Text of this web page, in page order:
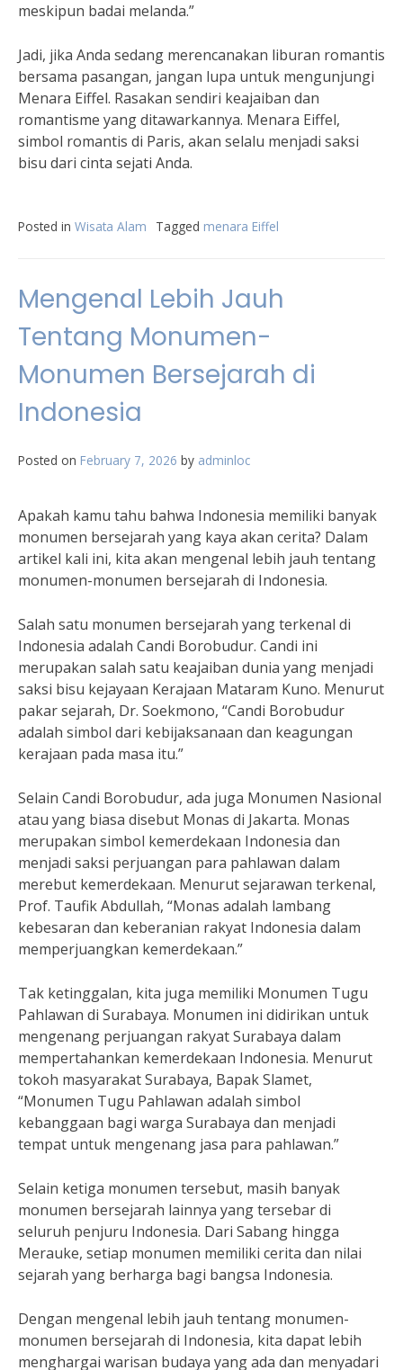
meskipun badai melanda.”
Jadi, jika Anda sedang merencanakan liburan romantis
bersama pasangan, jangan lupa untuk mengunjungi
Menara Eiffel. Rasakan sendiri keajaiban dan
romantisme yang ditawarkannya. Menara Eiffel,
simbol romantis di Paris, akan selalu menjadi saksi
bisu dari cinta sejati Anda.
Posted in Wisata Alam Tagged menara Eiffel
Mengenal Lebih Jauh
Tentang Monumen-
Monumen Bersejarah di
Indonesia
Posted on February 7, 2026 by adminloc
Apakah kamu tahu bahwa Indonesia memiliki banyak
monumen bersejarah yang kaya akan cerita? Dalam
artikel kali ini, kita akan mengenal lebih jauh tentang
monumen-monumen bersejarah di Indonesia.
Salah satu monumen bersejarah yang terkenal di
Indonesia adalah Candi Borobudur. Candi ini
merupakan salah satu keajaiban dunia yang menjadi
saksi bisu kejayaan Kerajaan Mataram Kuno. Menurut
pakar sejarah, Dr. Soekmono, “Candi Borobudur
adalah simbol dari kebijaksanaan dan keagungan
kerajaan pada masa itu.”
Selain Candi Borobudur, ada juga Monumen Nasional
atau yang biasa disebut Monas di Jakarta. Monas
merupakan simbol kemerdekaan Indonesia dan
menjadi saksi perjuangan para pahlawan dalam
merebut kemerdekaan. Menurut sejarawan terkenal,
Prof. Taufik Abdullah, “Monas adalah lambang
kebesaran dan keberanian rakyat Indonesia dalam
memperjuangkan kemerdekaan.”
Tak ketinggalan, kita juga memiliki Monumen Tugu
Pahlawan di Surabaya. Monumen ini didirikan untuk
mengenang perjuangan rakyat Surabaya dalam
mempertahankan kemerdekaan Indonesia. Menurut
tokoh masyarakat Surabaya, Bapak Slamet,
“Monumen Tugu Pahlawan adalah simbol
kebanggaan bagi warga Surabaya dan menjadi
tempat untuk mengenang jasa para pahlawan.”
Selain ketiga monumen tersebut, masih banyak
monumen bersejarah lainnya yang tersebar di
seluruh penjuru Indonesia. Dari Sabang hingga
Merauke, setiap monumen memiliki cerita dan nilai
sejarah yang berharga bagi bangsa Indonesia.
Dengan mengenal lebih jauh tentang monumen-
monumen bersejarah di Indonesia, kita dapat lebih
menghargai warisan budaya yang ada dan menyadari